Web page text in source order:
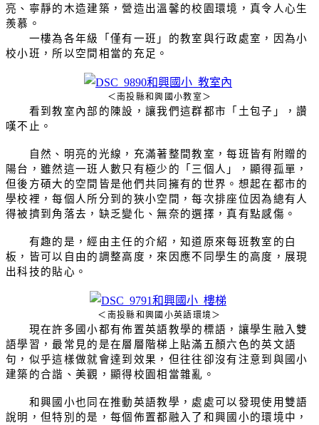
亮、寧靜的木造建築，營造出溫馨的校園環境，真令人心生
羨慕。
一樓為各年級「僅有一班」的教室與行政處室，因為小
校小班，所以空間相當的充足。
＜南投縣和興國小教室＞
看到教室內部的陳設，讓我們這群都市「土包子」，讚
嘆不止。
自然、明亮的光線，充滿著整間教室，每班皆有附贈的
陽台，雖然這一班人數只有極少的「三個人」，顯得孤單，
但後方碩大的空間皆是他們共同擁有的世界。想起在都市的
學校裡，每個人所分到的狹小空間，每次排座位因為總有人
得被擠到角落去，缺乏變化、無奈的選擇，真有點感傷。
有趣的是，經由主任的介紹，知道原來每班教室的白
板，皆可以自由的調整高度，來因應不同學生的高度，展現
出科技的貼心。
＜南投縣和興國小英語環境＞
現在許多國小都有佈置英語教學的標語，讓學生融入雙
語學習，最常見的是在層層階梯上貼滿五顏六色的英文語
句，似乎這樣做就會達到效果，但往往卻沒有注意到與國小
建築的合諧、美觀，顯得校園相當雜亂。
和興國小也同在推動英語教學，處處可以發現使用雙語
說明，但特別的是，每個佈置都融入了和興國小的環境中，